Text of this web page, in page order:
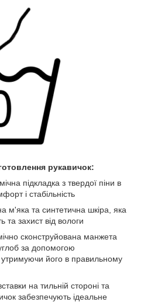
рукавичок:
підкладка з твердої піни в
і стабільність
м'яка та синтетична шкіра, яка
та захист від вологи
сконструйована манжета
за допомогою
утримуючи його в правильному
на тильній стороні та
забезпечують ідеальне